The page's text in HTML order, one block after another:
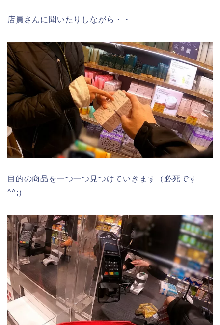
店員さんに聞いたりしながら・・
目的の商品を一つ一つ見つけていきます（必死です
^^;）